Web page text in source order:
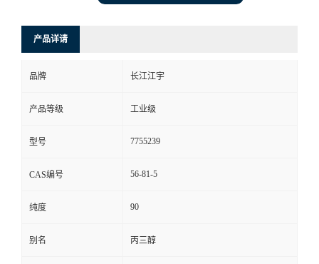
产品详请
品牌 长江江宇
产品等级 工业级
型号 7755239
CAS编号 56-81-5
纯度 90
别名 丙三醇